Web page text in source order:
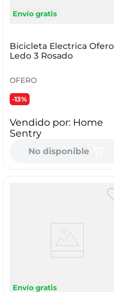
Envío gratis
Bicicleta Electrica Ofero
Ledo 3 Rosado
OFERO
-13%
Vendido por: Home
Sentry
No disponible
Envío gratis